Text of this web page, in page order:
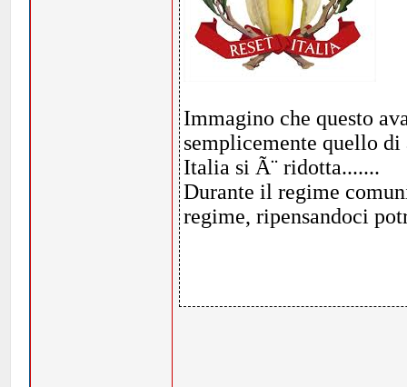
Immagino che questo
semplicemente quello
Italia si Ã¨ ridotta.......
Durante il regime
regime, ripensandoci